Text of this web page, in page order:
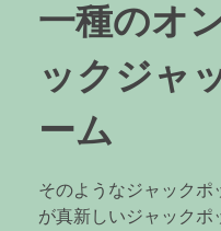
一種のオ
ックジャ
ーム
そのようなジャックポ
が真新しいジャックポ